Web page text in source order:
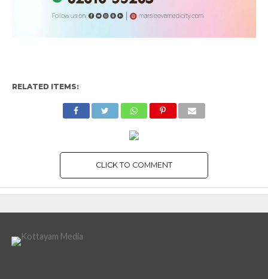
RELATED ITEMS:
CLICK TO COMMENT